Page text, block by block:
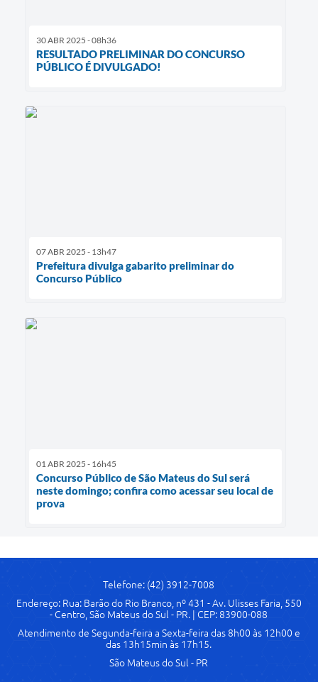
30 ABR 2025 - 08h36
RESULTADO PRELIMINAR DO CONCURSO
PÚBLICO É DIVULGADO!
07 ABR 2025 - 13h47
Prefeitura divulga gabarito preliminar do
Concurso Público
01 ABR 2025 - 16h45
Concurso Público de São Mateus do Sul será
neste domingo; confira como acessar seu local de
prova
Telefone: (42) 3912-7008
Endereço: Rua: Barão do Rio Branco, nº 431 - Av. Ulisses Faria, 550
- Centro, São Mateus do Sul - PR. | CEP: 83900-088
Atendimento de Segunda-feira a Sexta-feira das 8h00 às 12h00 e
das 13h15min às 17h15.
São Mateus do Sul - PR